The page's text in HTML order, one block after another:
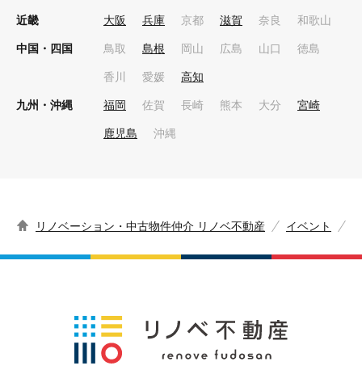
近畿 大阪 兵庫 京都 滋賀 奈良 和歌山
中国・四国 鳥取 島根 岡山 広島 山口 徳島
香川 愛媛 高知
九州・沖縄 福岡 佐賀 長崎 熊本 大分 宮崎
鹿児島 沖縄
リノベーション・中古物件仲介 リノベ不動産 イベント